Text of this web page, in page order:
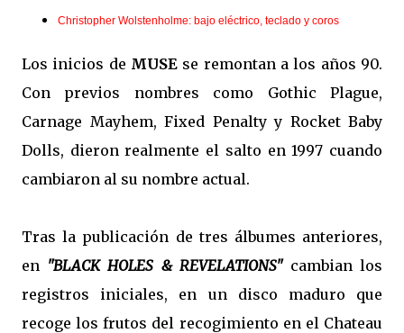
Christopher Wolstenholme: bajo eléctrico, teclado y coros
Los inicios de MUSE se remontan a los años 90.
Con previos nombres como Gothic Plague,
Carnage Mayhem, Fixed Penalty y Rocket Baby
Dolls, dieron realmente el salto en 1997 cuando
cambiaron al su nombre actual.
Tras la publicación de tres álbumes anteriores,
en "BLACK HOLES & REVELATIONS"cambian los
registros iniciales, en un disco maduro que
recoge los frutos del recogimiento en el Chateau